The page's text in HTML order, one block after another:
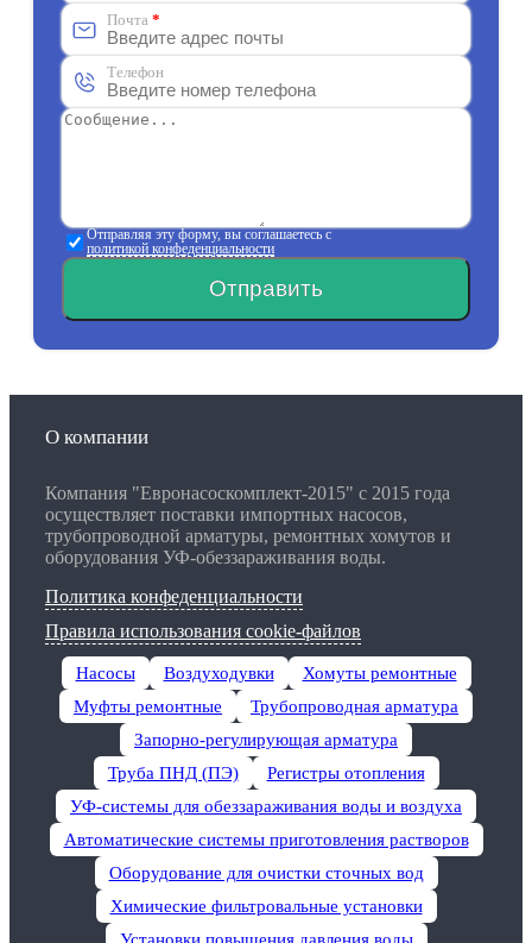
Почта *
Телефон
Отправляя эту форму, вы соглашаетесь с
политикой конфеденциальности
Отправить
О компании
Компания "Евронасоскомплект-2015" с 2015 года
осуществляет поставки импортных насосов,
трубопроводной арматуры, ремонтных хомутов и
оборудования УФ-обеззараживания воды.
Политика конфеденциальности
Правила использования cookie-файлов
Насосы Воздуходувки
Хомуты ремонтные
Муфты ремонтные
Трубопроводная арматура
Запорно-регулирующая арматура
Труба ПНД (ПЭ)
Регистры отопления
УФ-системы для обеззараживания воды и воздуха
Автоматические системы приготовления растворов
Оборудование для очистки сточных вод
Химические фильтровальные установки